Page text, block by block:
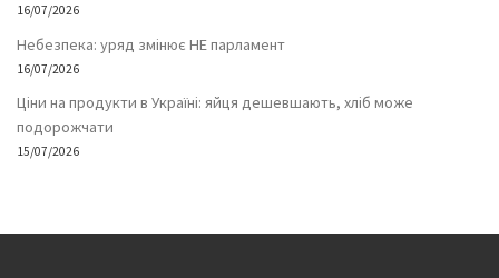
16/07/2026
Небезпека: уряд змінює НЕ парламент
16/07/2026
Ціни на продукти в Україні: яйця дешевшають, хліб може
подорожчати
15/07/2026